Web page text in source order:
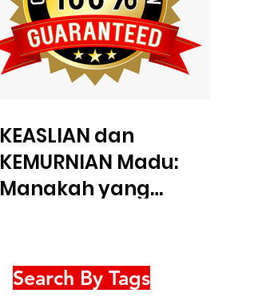
KEASLIAN dan
KEMURNIAN Madu:
Manakah yang
Search By Tags